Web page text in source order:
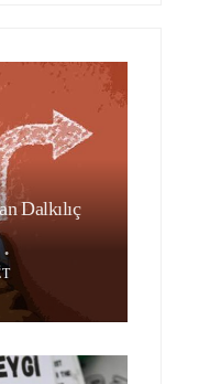
Dalkılıç
•